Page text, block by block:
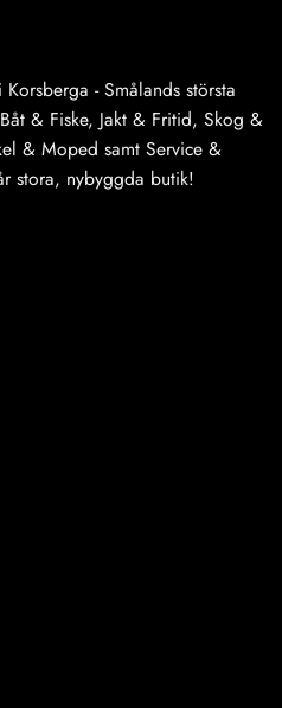
- Smålands största
& Fiske, Jakt & Fritid, Skog &
& Moped samt Service &
stora, nybyggda butik!